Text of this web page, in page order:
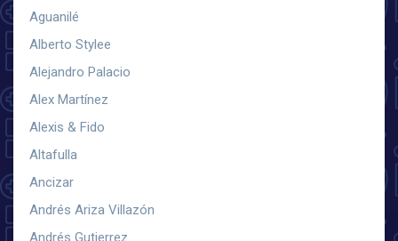
Aguanilé
Alberto Stylee
Alejandro Palacio
Alex Martínez
Alexis & Fido
Altafulla
Ancizar
Andrés Ariza Villazón
Andrés Gutierrez